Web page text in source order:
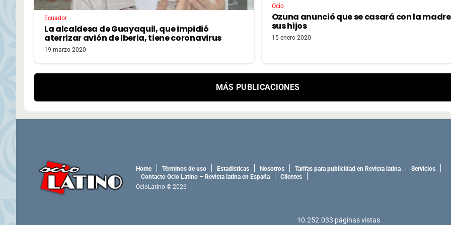
Ecuador
La alcaldesa de Guayaquil, que impidió
aterrizar avión de Iberia, tiene coronavirus
19 marzo 2020
Ocio
Ozuna anunció que se casará con la
sus hijos
15 enero 2020
MÁS PUBLICACIONES
Home Términos de uso Estadísticas Nosotros Tarifas para publicidad en Revista latina
Servicios
Contacto Ocio Latino – Revista latina en España
Clientes
OcioLatino © 2026
10.252.033 páginas vistas